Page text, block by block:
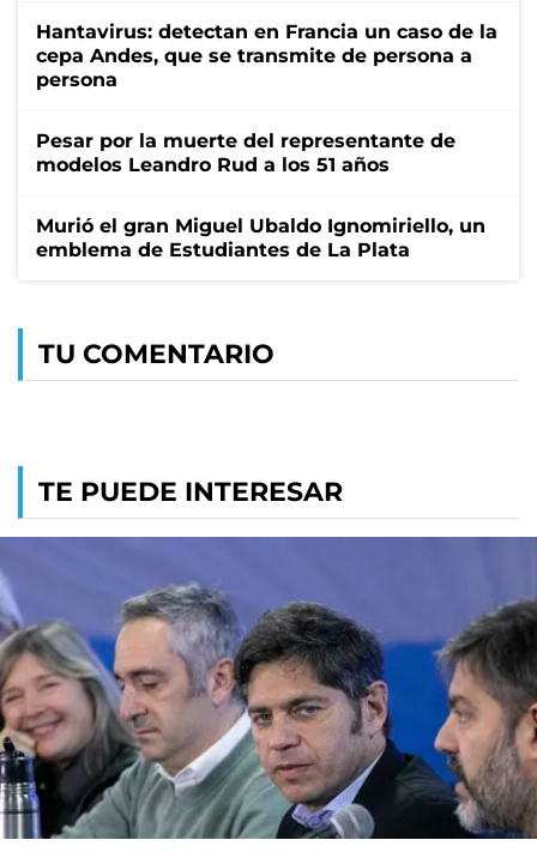
Hantavirus: detectan en Francia un caso de la
cepa Andes, que se transmite de persona a
persona
Pesar por la muerte del representante de
modelos Leandro Rud a los 51 años
Murió el gran Miguel Ubaldo Ignomiriello, un
emblema de Estudiantes de La Plata
TU COMENTARIO
TE PUEDE INTERESAR